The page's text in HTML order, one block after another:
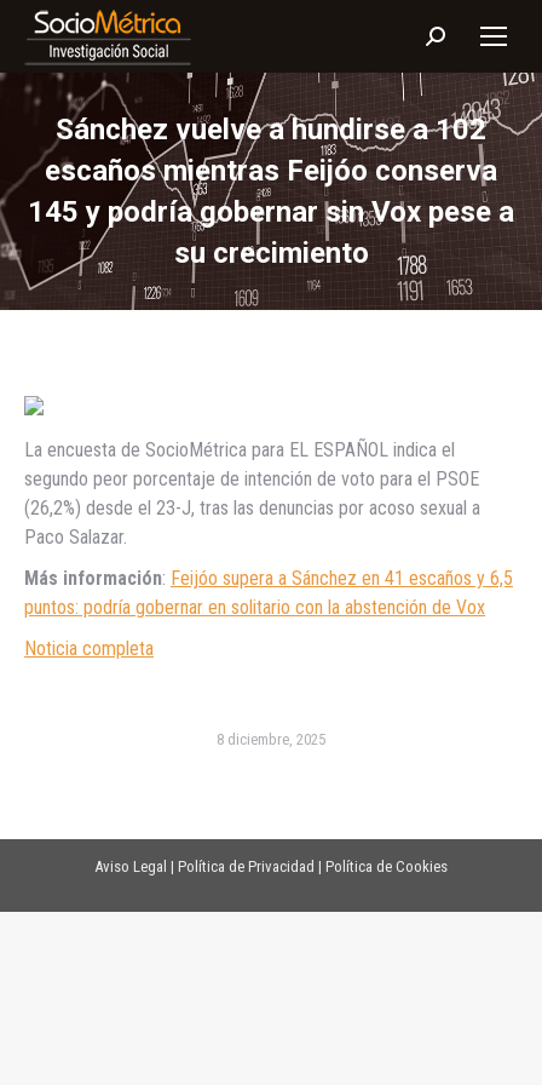
Buscar:
Sánchez vuelve a hundirse a 102
escaños mientras Feijóo conserva
145 y podría gobernar sin Vox pese a
su crecimiento
La encuesta de SocioMétrica para EL ESPAÑOL indica el
segundo peor porcentaje de intención de voto para el PSOE
(26,2%) desde el 23-J, tras las denuncias por acoso sexual a
Paco Salazar.
Más información: Feijóo supera a Sánchez en 41 escaños y 6,5
puntos: podría gobernar en solitario con la abstención de Vox
Noticia completa
8 diciembre, 2025
Aviso Legal | Política de Privacidad | Política de Cookies